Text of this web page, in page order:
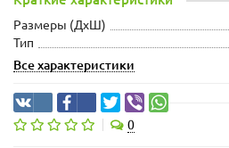
Размеры (ДxШ)
Тип
Все характеристики
0